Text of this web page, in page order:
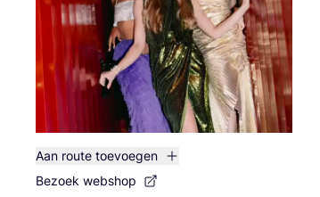
Aan route toevoegen
Bezoek webshop